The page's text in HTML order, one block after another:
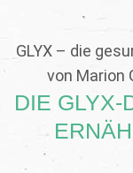
GLYX – die
von Marion
DIE GLYX-